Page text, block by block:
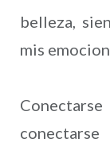
belleza,
mis